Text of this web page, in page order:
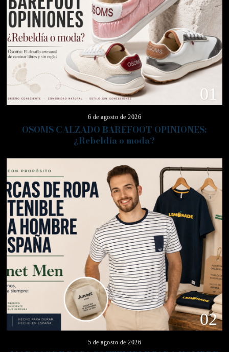
01
6 de agosto de 2026
OSOMS CALZADO BAREFOOT OPINIONES:
¿Rebeldía o moda?
02
5 de agosto de 2026